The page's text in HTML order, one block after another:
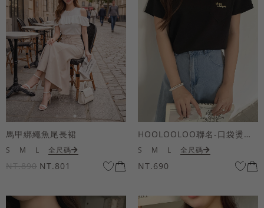
馬甲綁繩魚尾長裙
S M L 全尺碼
NT.890 NT.801
HOOLOOLOO聯名-口袋燙金KUKU熊短袖上衣
S M L 全尺碼
NT.690